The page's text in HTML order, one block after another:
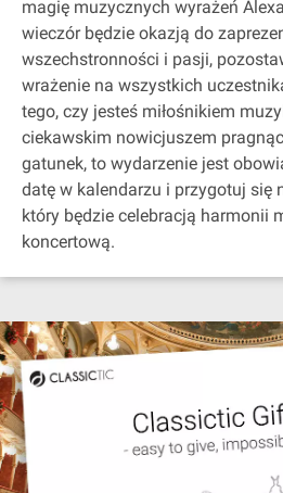
magię muzycznych wyrażeń
wieczór będzie okazją do
wszechstronności i pasji,
wrażenie na wszystkich
tego, czy jesteś miłośnikiem
ciekawskim nowicjuszem
gatunek, to wydarzenie jest
datę w kalendarzu i przygotuj się
który będzie celebracją harmonii
koncertową.